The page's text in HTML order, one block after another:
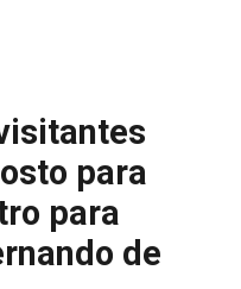
para
para
de